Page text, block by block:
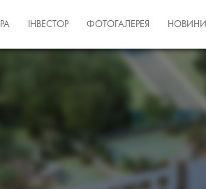
ІНВЕСТОР ФОТОГАЛЕРЕЯ НОВИНИ